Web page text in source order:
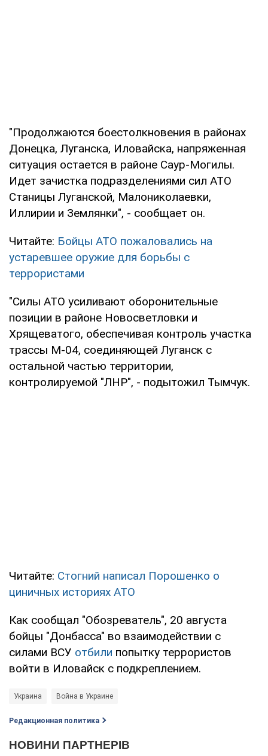
"Продолжаются боестолкновения в районах
Донецка, Луганска, Иловайска, напряженная
ситуация остается в районе Саур-Могилы.
Идет зачистка подразделениями сил АТО
Станицы Луганской, Малониколаевки,
Иллирии и Землянки", - сообщает он.
Читайте: Бойцы АТО пожаловались на
устаревшее оружие для борьбы с
террористами
"Силы АТО усиливают оборонительные
позиции в районе Новосветловки и
Хрящеватого, обеспечивая контроль участка
трассы М-04, соединяющей Луганск с
остальной частью территории,
контролируемой "ЛНР", - подытожил Тымчук.
Читайте: Стогний написал Порошенко о
циничных историях АТО
Как сообщал "Обозреватель", 20 августа
бойцы "Донбасса" во взаимодействии с
силами ВСУ отбили попытку террористов
войти в Иловайск с подкреплением.
Украина Война в Украине
Редакционная политика